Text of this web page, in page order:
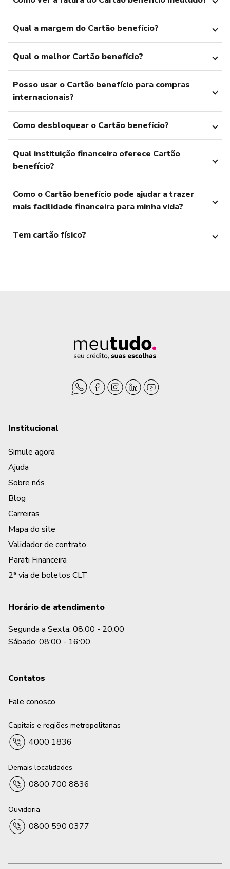
Qual a margem do Cartão benefício?
Qual o melhor Cartão benefício?
Posso usar o Cartão benefício para compras
internacionais?
Como desbloquear o Cartão benefício?
Qual instituição financeira oferece Cartão
benefício?
Como o Cartão benefício pode ajudar a trazer
mais facilidade financeira para minha vida?
Tem cartão físico?
Institucional
Simule agora
Ajuda
Sobre nós
Blog
Carreiras
Mapa do site
Validador de contrato
Parati Financeira
2ª via de boletos CLT
Horário de atendimento
Segunda a Sexta: 08:00 - 20:00
Sábado: 08:00 - 16:00
Contatos
Fale conosco
Capitais e regiões metropolitanas
4000 1836
Demais localidades
0800 700 8836
Ouvidoria
0800 590 0377